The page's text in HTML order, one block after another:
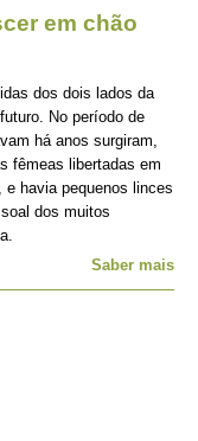
em chão
dos dois lados da
No período de
há anos surgiram,
fêmeas libertadas em
havia pequenos linces
dos muitos
Saber mais